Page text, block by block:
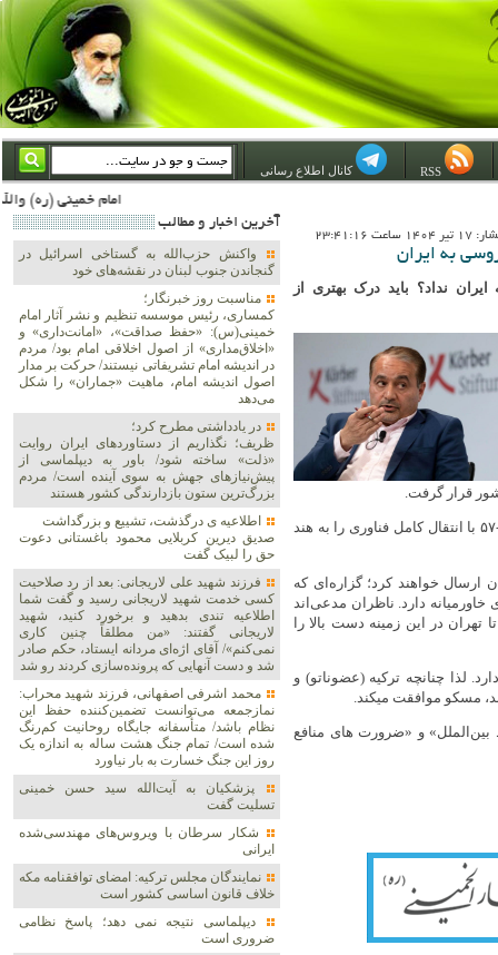
کانال اطلاع رسانی
امام خمینی (ره) والله اسلام تمامش سیاست است؛ ***** امام شهید: به گفتار امام و کردار امام اهتمام بورزید ***** امام خمینی(ره): ان شاء الله ما اندوه دلمان را در وقت مناسب با انتقام از امریکا و آل
23:41:16
نداد؟ باید درک بهتری از
قرار گرفت.
اما روسیه به هند پیشنهاد ۱۱۷ فروند سوخو-۳۵M و تولید مشترک سوخو-۵۷ با انتقال کامل فناوری را به هند
دو جنگنده سوخو-35 را برای ایران ارسال خواهند کرد؛ گزاره‌ای که
دارد. ناظران مدعی‌اند
در این زمینه دست بالا را
لذا چنانچه ترکیه (عضوناتو) و
و «ضرورت های منافع
آخرين اخبار و مطالب
واکنش حزب‌الله به گستاخی اسرائیل در
گنجاندن جنوب لبنان در نقشه‌های خود
مناسبت روز خبرنگار؛
کمساری، رئیس موسسه تنظیم و نشر آثار امام
خمینی(س): «حفظ صداقت»، «امانت‌داری» و
«اخلاق‌مداری» از اصول اخلاقی امام بود/ مردم
در اندیشه امام تشریفاتی نیستند/ حرکت بر مدار
اصول اندیشه امام، ماهیت «جماران» را شکل
می‌دهد
در یادداشتی مطرح کرد؛
ظریف؛ نگذاریم از دستاوردهای ایران روایت
«ذلت» ساخته شود/ باور به دیپلماسی از
پیش‌نیازهای جهش به سوی آینده است/ مردم
بزرگ‌ترین ستون بازدارندگی کشور هستند
اطلاعیه ی درگذشت، تشییع و بزرگداشت
صدیق دیرین کربلایی محمود باغستانی دعوت
حق را لبیک گفت
فرزند شهید علی لاریجانی: بعد از رد صلاحیت
کسی خدمت شهید لاریجانی رسید و گفت شما
اطلاعیه‌ تندی بدهید و برخورد کنید، شهید
لاریجانی گفتند: «من مطلقاً چنین کاری
نمی‌کنم»/ آقای اژه‌ای مردانه ایستاد، حکم صادر
شد و دست آنهایی که پرونده‌سازی کردند رو شد
محمد اشرفی اصفهانی، فرزند شهید محراب:
نمازجمعه می‌توانست تضمین‌کننده حفظ این
نظام باشد/ متأسفانه جایگاه روحانیت کم‌رنگ
شده است/ تمام جنگ هشت ساله به اندازه یک
روز این جنگ خسارت به بار نیاورد
پزشکیان به آیت‌الله سید حسن خمینی
تسلیت گفت
شکار سرطان با ویروس‌های مهندسی‌شده
ایرانی
نمایندگان مجلس ترکیه: امضای توافقنامه مکه
خلاف قانون اساسی کشور است
دیپلماسی نتیجه‌ نمی دهد؛ پاسخ نظامی
ضروری است